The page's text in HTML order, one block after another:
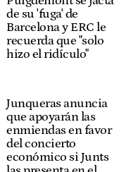
de su 'fuga' de
Barcelona y ERC le
recuerda que "solo
hizo el ridículo"
Junqueras anuncia
que apoyarán las
enmiendas en favor
del concierto
económico si Junts